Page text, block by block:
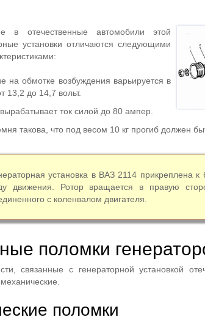
в отечественные автомобили этой
установки отличаются следующими
на обмотке возбуждения варьируется в
13,2 до 14,7 вольт.
ток силой до 80 ампер.
такова, что под весом 10 кг прогиб должен
установка в ВАЗ 2114 прикреплена к
движения. Ротор вращается в правую
с коленвалом двигателя.
поломки
связанные с генераторной установкой
поломки